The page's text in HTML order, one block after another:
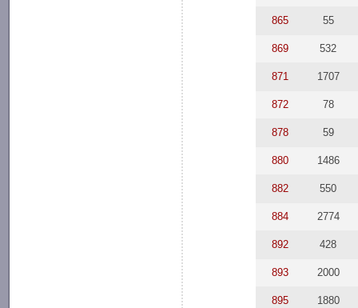
865 55
869 532
871 1707
872 78
878 59
880 1486
882 550
884 2774
892 428
893 2000
895 1880